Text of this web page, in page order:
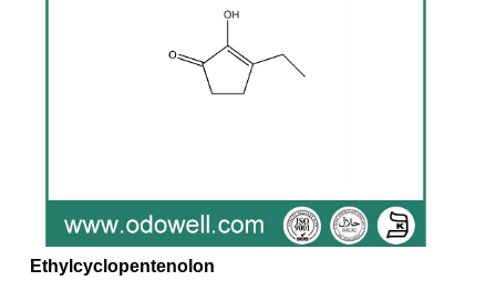
Ethylcyclopentenolon